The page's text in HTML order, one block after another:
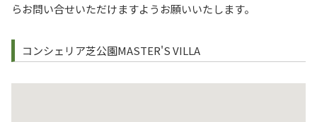
らお問い合せいただけますようお願いいたします。
コンシェリア芝公園MASTER'S VILLA